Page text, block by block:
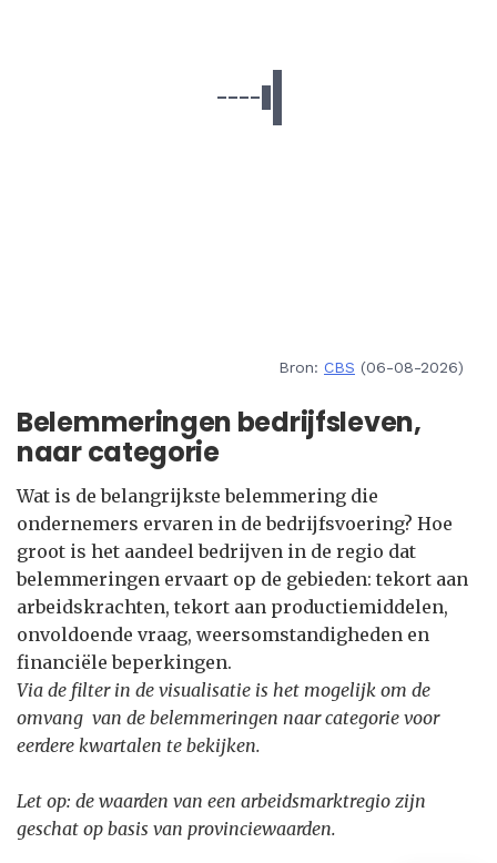
Bron: CBS (06-08-2026)
Belemmeringen bedrijfsleven,
naar categorie
Wat is de belangrijkste belemmering die
ondernemers ervaren in de bedrijfsvoering? Hoe
groot is het aandeel bedrijven in de regio dat
belemmeringen ervaart op de gebieden: tekort aan
arbeidskrachten, tekort aan productiemiddelen,
onvoldoende vraag, weersomstandigheden en
financiële beperkingen.
Via de filter in de visualisatie is het mogelijk om de
omvang van de belemmeringen naar categorie voor
eerdere kwartalen te bekijken.
Let op: de waarden van een arbeidsmarktregio zijn
geschat op basis van provinciewaarden.